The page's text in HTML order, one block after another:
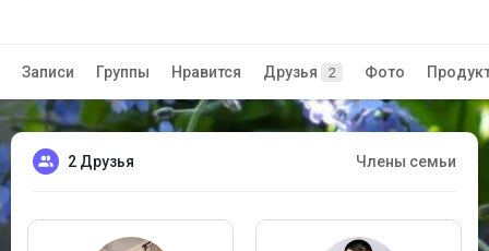
Записи Группы Нравится Друзья 2 Фото
2 Друзья Члены семьи